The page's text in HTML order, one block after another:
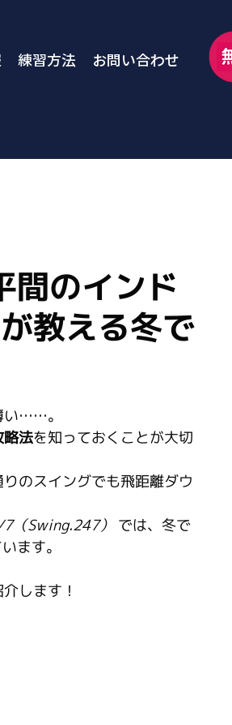
練習方法 お問い合わせ
間のインド
教える冬で
い……。
略法を知っておくことが大切
のスイングでも飛距離ダウ
（Swing.247） では、冬で
ます。
します！